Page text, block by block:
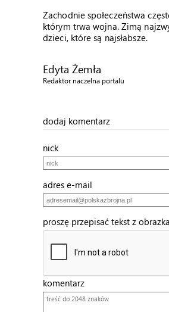
Zachodnie społeczeństwa
którym trwa wojna. Zimą
dzieci, które są najsłabsze.
Edyta Żemła
Redaktor naczelna portalu
dodaj komentarz
nick
adres e-mail
proszę przepisać tekst z
komentarz